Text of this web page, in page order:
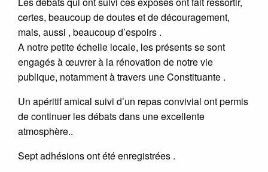
certes, beaucoup de doutes et de découragement,
mais, aussi , beaucoup d’espoirs .
A notre petite échelle locale, les présents se sont
engagés à œuvrer à la rénovation de notre vie
publique, notamment à travers une Constituante .
Un apéritif amical suivi d’un repas convivial ont permis
de continuer les débats dans une excellente
atmosphère..
Sept adhésions ont été enregistrées .